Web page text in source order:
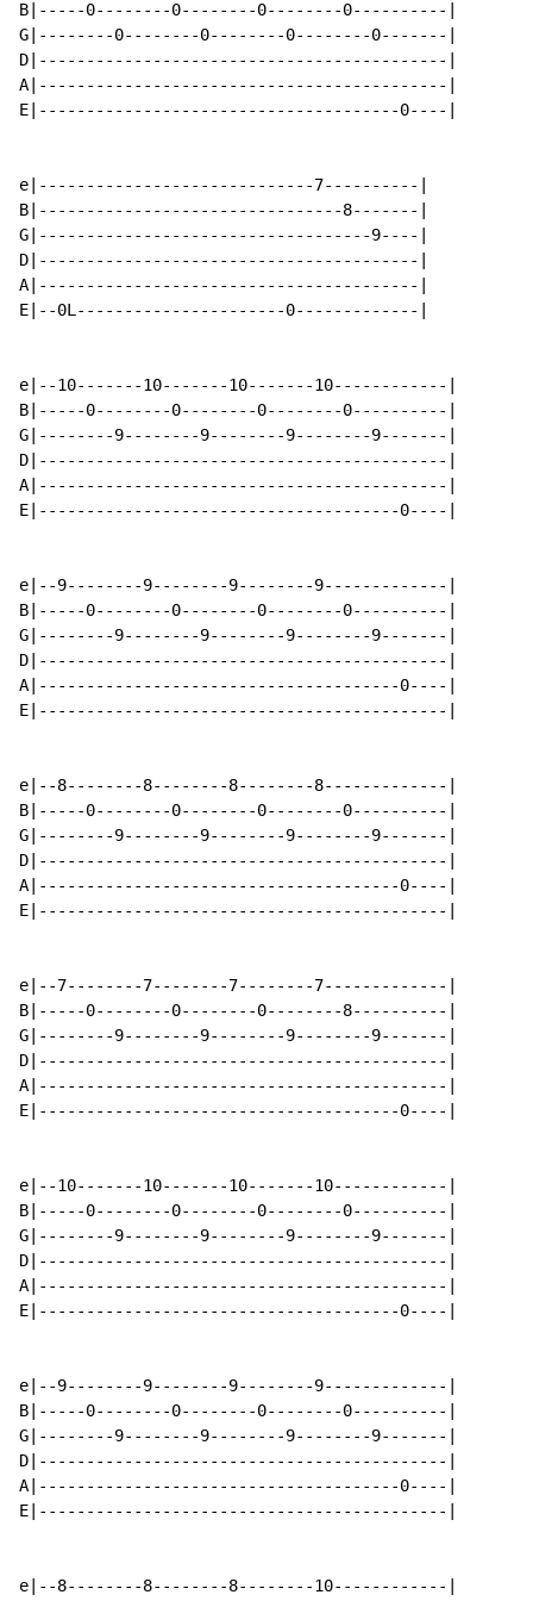
B|-----0--------0--------0--------0----------|
G|--------0--------0--------0--------0-------|
D|-------------------------------------------|
A|-------------------------------------------|
E|--------------------------------------0----|
e|-----------------------------7----------|
B|--------------------------------8-------|
G|-----------------------------------9----|
D|----------------------------------------|
A|----------------------------------------|
E|--0L----------------------0-------------|
e|--10-------10-------10-------10------------|
B|-----0--------0--------0--------0----------|
G|--------9--------9--------9--------9-------|
D|-------------------------------------------|
A|-------------------------------------------|
E|--------------------------------------0----|
e|--9--------9--------9--------9-------------|
B|-----0--------0--------0--------0----------|
G|--------9--------9--------9--------9-------|
D|-------------------------------------------|
A|--------------------------------------0----|
E|-------------------------------------------|
e|--8--------8--------8--------8-------------|
B|-----0--------0--------0--------0----------|
G|--------9--------9--------9--------9-------|
D|-------------------------------------------|
A|--------------------------------------0----|
E|-------------------------------------------|
e|--7--------7--------7--------7-------------|
B|-----0--------0--------0--------8----------|
G|--------9--------9--------9--------9-------|
D|-------------------------------------------|
A|-------------------------------------------|
E|--------------------------------------0----|
e|--10-------10-------10-------10------------|
B|-----0--------0--------0--------0----------|
G|--------9--------9--------9--------9-------|
D|-------------------------------------------|
A|-------------------------------------------|
E|--------------------------------------0----|
e|--9--------9--------9--------9-------------|
B|-----0--------0--------0--------0----------|
G|--------9--------9--------9--------9-------|
D|-------------------------------------------|
A|--------------------------------------0----|
E|-------------------------------------------|
e|--8--------8--------8--------10------------|